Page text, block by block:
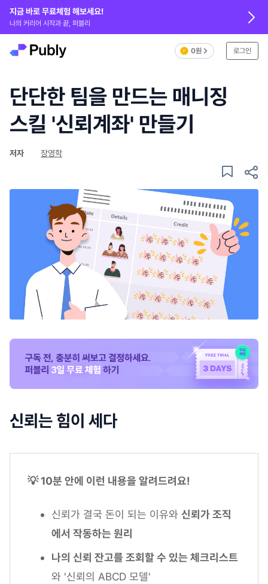
지금 바로 무료체험 해보세요!
나의 커리어 시작과 끝, 퍼블리
0원 로그인
단단한 팀을 만드는 매니징
스킬 '신뢰계좌' 만들기
저자 장영학
신뢰는 힘이 세다
💡 10분 안에 이런 내용을 알려드려요!
신뢰가 결국 돈이 되는 이유와 신뢰가 조직
에서 작동하는 원리
나의 신뢰 잔고를 조회할 수 있는 체크리스트
와 '신뢰의 ABCD 모델'